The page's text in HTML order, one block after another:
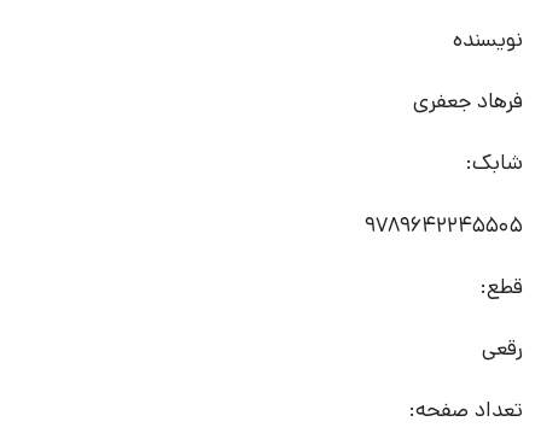
نویسنده
فرهاد جعفری
شابک:
9789642245505
قطع:
رقعی
تعداد صفحه: